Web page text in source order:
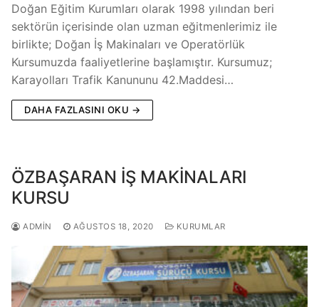
Doğan Eğitim Kurumları olarak 1998 yılından beri
sektörün içerisinde olan uzman eğitmenlerimiz ile
birlikte; Doğan İş Makinaları ve Operatörlük
Kursumuzda faaliyetlerine başlamıştır. Kursumuz;
Karayolları Trafik Kanununu 42.Maddesi…
DAHA FAZLASINI OKU →
ÖZBAŞARAN İŞ MAKİNALARI
KURSU
ADMIN AĞUSTOS 18, 2020 KURUMLAR